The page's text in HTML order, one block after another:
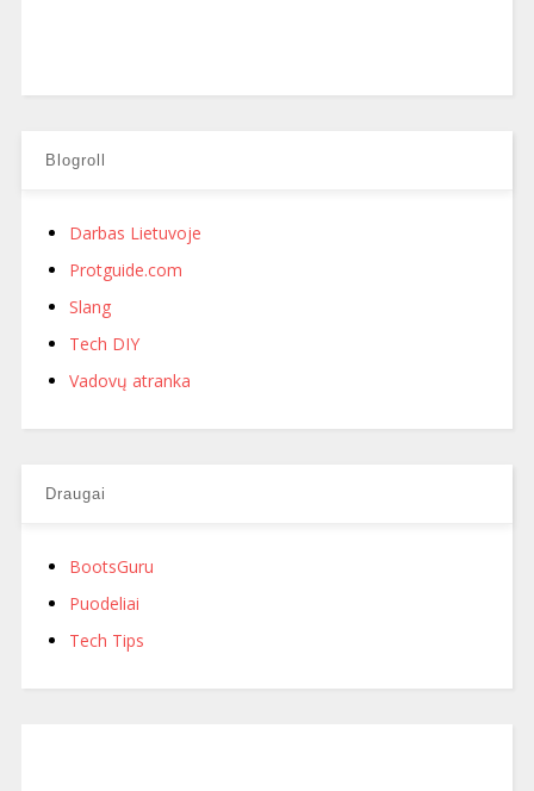
Blogroll
Darbas Lietuvoje
Protguide.com
Slang
Tech DIY
Vadovų atranka
Draugai
BootsGuru
Puodeliai
Tech Tips